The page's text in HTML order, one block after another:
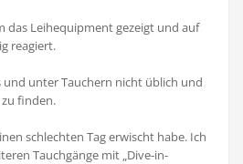
das Leihequipment gezeigt und auf
reagiert.
und unter Tauchern nicht üblich und
finden.
schlechten Tag erwischt habe. Ich
Tauchgänge mit „Dive-in-